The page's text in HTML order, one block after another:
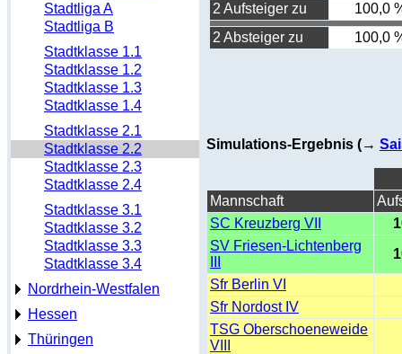
Stadtliga A
Stadtliga B
Stadtklasse 1.1
Stadtklasse 1.2
Stadtklasse 1.3
Stadtklasse 1.4
Stadtklasse 2.1
Stadtklasse 2.2
Stadtklasse 2.3
Stadtklasse 2.4
Stadtklasse 3.1
Stadtklasse 3.2
Stadtklasse 3.3
Stadtklasse 3.4
Nordrhein-Westfalen
Hessen
Thüringen
2 Aufsteiger zu
100,0
2 Absteiger zu
100,0
Simulations-Ergebnis (→
Mannschaft
SC Kreuzberg VII
SV Friesen-Lichtenberg
Sfr Berlin VI
Sfr Nordost IV
TSG Oberschoeneweide
VIII